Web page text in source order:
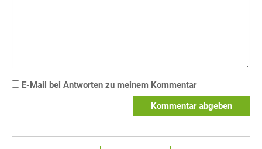
E-Mail bei Antworten zu meinem Kommentar
Kommentar abgeben